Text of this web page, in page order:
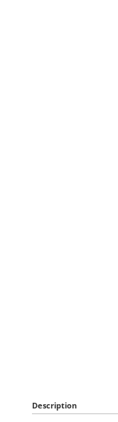
Description